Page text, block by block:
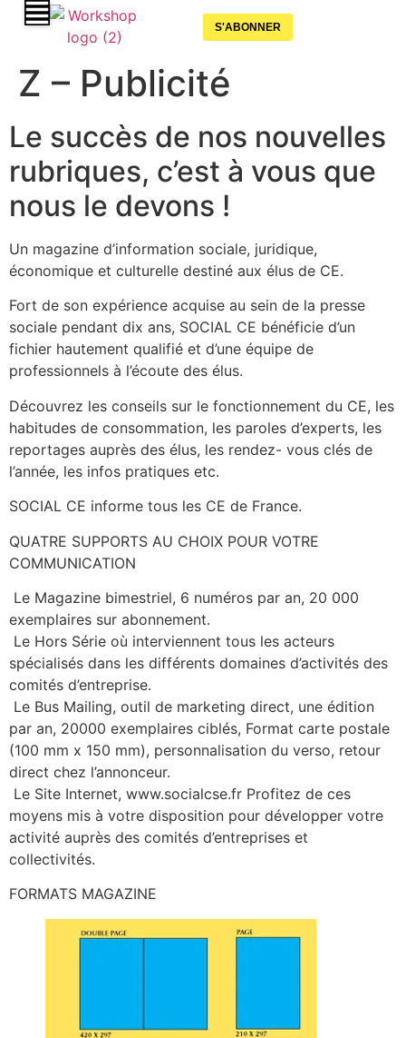
S'ABONNER
Z – Publicité
Le succès de nos nouvelles
rubriques, c’est à vous que
nous le devons !
Un magazine d’information sociale, juridique,
économique et culturelle destiné aux élus de CE.
Fort de son expérience acquise au sein de la presse
sociale pendant dix ans, SOCIAL CE bénéficie d’un
fichier hautement qualifié et d’une équipe de
professionnels à l’écoute des élus.
Découvrez les conseils sur le fonctionnement du CE, les
habitudes de consommation, les paroles d’experts, les
reportages auprès des élus, les rendez- vous clés de
l’année, les infos pratiques etc.
SOCIAL CE informe tous les CE de France.
QUATRE SUPPORTS AU CHOIX POUR VOTRE
COMMUNICATION
Le Magazine bimestriel, 6 numéros par an, 20 000
exemplaires sur abonnement.
Le Hors Série où interviennent tous les acteurs
spécialisés dans les différents domaines d’activités des
comités d’entreprise.
Le Bus Mailing, outil de marketing direct, une édition
par an, 20000 exemplaires ciblés, Format carte postale
(100 mm x 150 mm), personnalisation du verso, retour
direct chez l’annonceur.
Le Site Internet, www.socialcse.fr Profitez de ces
moyens mis à votre disposition pour développer votre
activité auprès des comités d’entreprises et
collectivités.
FORMATS MAGAZINE